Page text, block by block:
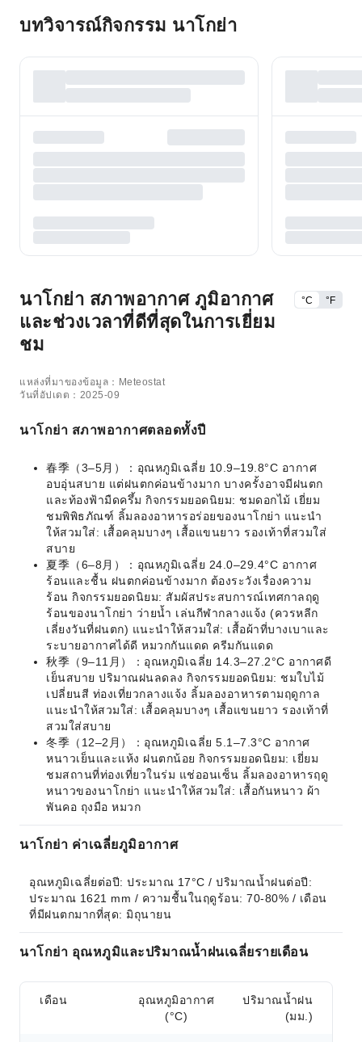
บทวิจารณ์กิจกรรม นาโกย่า
นาโกย่า สภาพอากาศ ภูมิอากาศ
และช่วงเวลาที่ดีที่สุดในการเยี่ยม
ชม
°C °F
แหล่งที่มาของข้อมูล：Meteostat
วันที่อัปเดต：2025-09
นาโกย่า สภาพอากาศตลอดทั้งปี
春季（3–5月）：อุณหภูมิเฉลี่ย 10.9–19.8°C อากาศ
อบอุ่นสบาย แต่ฝนตกค่อนข้างมาก บางครั้งอาจมีฝนตก
และท้องฟ้ามืดครึ้ม กิจกรรมยอดนิยม: ชมดอกไม้ เยี่ยม
ชมพิพิธภัณฑ์ ลิ้มลองอาหารอร่อยของนาโกย่า แนะนำ
ให้สวมใส่: เสื้อคลุมบางๆ เสื้อแขนยาว รองเท้าที่สวมใส่
สบาย
夏季（6–8月）：อุณหภูมิเฉลี่ย 24.0–29.4°C อากาศ
ร้อนและชื้น ฝนตกค่อนข้างมาก ต้องระวังเรื่องความ
ร้อน กิจกรรมยอดนิยม: สัมผัสประสบการณ์เทศกาลฤดู
ร้อนของนาโกย่า ว่ายน้ำ เล่นกีฬากลางแจ้ง (ควรหลีก
เลี่ยงวันที่ฝนตก) แนะนำให้สวมใส่: เสื้อผ้าที่บางเบาและ
ระบายอากาศได้ดี หมวกกันแดด ครีมกันแดด
秋季（9–11月）：อุณหภูมิเฉลี่ย 14.3–27.2°C อากาศดี
เย็นสบาย ปริมาณฝนลดลง กิจกรรมยอดนิยม: ชมใบไม้
เปลี่ยนสี ท่องเที่ยวกลางแจ้ง ลิ้มลองอาหารตามฤดูกาล
แนะนำให้สวมใส่: เสื้อคลุมบางๆ เสื้อแขนยาว รองเท้าที่
สวมใส่สบาย
冬季（12–2月）：อุณหภูมิเฉลี่ย 5.1–7.3°C อากาศ
หนาวเย็นและแห้ง ฝนตกน้อย กิจกรรมยอดนิยม: เยี่ยม
ชมสถานที่ท่องเที่ยวในร่ม แช่ออนเซ็น ลิ้มลองอาหารฤดู
หนาวของนาโกย่า แนะนำให้สวมใส่: เสื้อกันหนาว ผ้า
พันคอ ถุงมือ หมวก
นาโกย่า ค่าเฉลี่ยภูมิอากาศ
อุณหภูมิเฉลี่ยต่อปี: ประมาณ 17°C / ปริมาณน้ำฝนต่อปี:
ประมาณ 1621 mm / ความชื้นในฤดูร้อน: 70-80% / เดือน
ที่มีฝนตกมากที่สุด: มิถุนายน
นาโกย่า อุณหภูมิและปริมาณน้ำฝนเฉลี่ยรายเดือน
เดือน
อุณหภูมิอากาศ
(°C)
ปริมาณน้ำฝน
(มม.)